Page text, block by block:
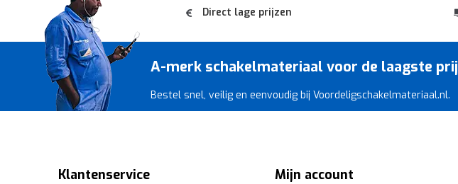
Direct lage prijzen
A-merk schakelmateriaal voor de laagste
Bestel snel, veilig en eenvoudig bij Voordeligschakelmateriaal.nl.
Klantenservice Mijn account